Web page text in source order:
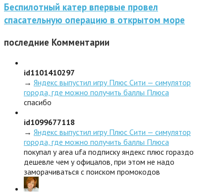
Беспилотный катер впервые провел
спасательную операцию в открытом море
последние Комментарии
id1101410297
→ Яндекс выпустил игру Плюс Сити — симулятор
города, где можно получить баллы Плюса
спасибо
id1099677118
→ Яндекс выпустил игру Плюс Сити — симулятор
города, где можно получить баллы Плюса
покупал у area ufa подписку яндекс плюс гораздо
дешевле чем у офицалов, при этом не надо
заморачиваться с поиском промокодов